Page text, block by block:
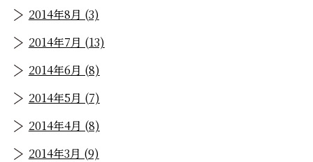
2014年8月 (3)
2014年7月 (13)
2014年6月 (8)
2014年5月 (7)
2014年4月 (8)
2014年3月 (9)